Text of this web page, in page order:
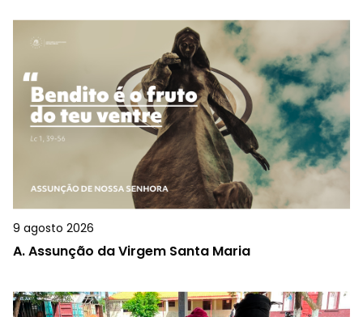
9 agosto 2026
A.Assunção da Virgem Santa Maria